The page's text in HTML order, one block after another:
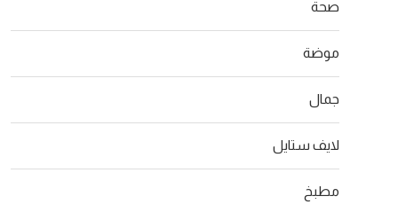
صحة
موضة
جمال
لايف ستايل
مطبخ